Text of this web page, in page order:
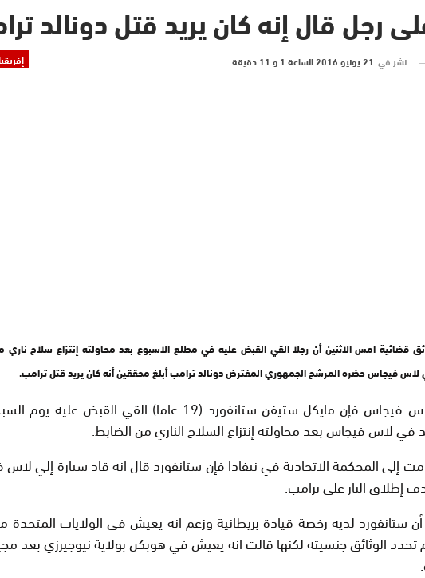
رجل قال إنه كان يريد قتل دونالد
نشر في 21 يونيو 2016 الساعة 1 و 11 دقيقة
قضائية امس الاثنين أن رجلا القي القبض عليه في مطلع الاسبوع بعد محاولته إنتزاع سلاح
لاس فيجاس حضره المرشح الجمهوري المفترض دونالد ترامب أبلغ محققين أنه كان يريد قتل ترامب.
ووفقا لشرطة لاس فيجاس فإن مايكل ستيفن ستانفورد (19 عاما) القي القبض
في لاس فيجاس بعد محاولته إنتزاع السلاح الناري من الضابط.
إلى المحكمة الاتحادية في نيفادا فإن ستانفورد قال انه قاد سيارة إلي
إطلاق النار على ترامب.
ستانفورد لديه رخصة قيادة بريطانية وزعم انه يعيش في الولايات المتحدة
الوثائق جنسيته لكنها قالت انه يعيش في هوبكن بولاية نيوجيرزي بعد